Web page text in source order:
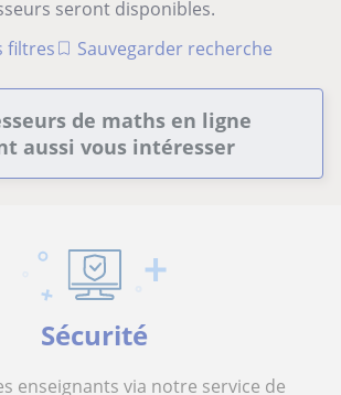
seront disponibles.
filtres
Sauvegarder recherche
de maths en ligne
aussi vous intéresser
Sécurité
enseignants via notre service de